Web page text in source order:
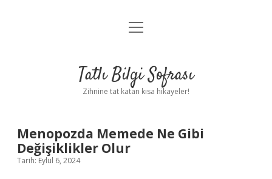
Anasayfa
Yasal Uyarı
menüyü
Tatlı Bilgi Sofrası
Zihnine tat katan kısa hikayeler!
Menopozda Memede Ne Gibi
Değişiklikler Olur
Tarih: Eylül 6, 2024